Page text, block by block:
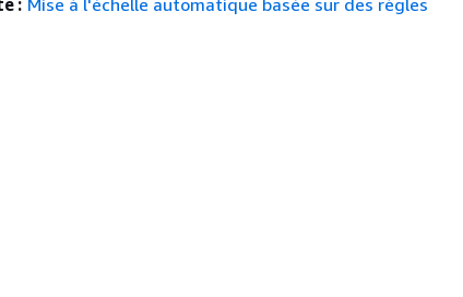
: Mise à l'échelle automatique basée sur des règles